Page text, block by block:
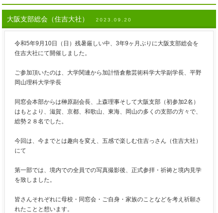
大阪支部総会（住吉大社） 2023.09.20
令和5年9 月 10日（日）残暑厳しい中、 3年9ヶ月ぶりに大阪支部総会を
住吉大社にて開催しました。
ご参加頂いたのは、大学関連から加計悟倉敷芸術科学大学副学長、平野
岡山理科大学学長
同窓会本部からは榊原副会長、上森理事そして大阪支部（初参加2名）
はもとより、滋賀、京都、和歌山、東海、岡山の多くの支部の方々で、
総勢２８名でした。
今回は、今までとは趣向を変え、五感で楽しむ住吉っさん（住吉大社）
にて
第一部では、境内での全員での写真撮影後、正式参拝・祈祷と境内見学
を致しました。
皆さんそれぞれに母校・同窓会・ご自身・家族のことなどを考え祈願さ
れたことと想います。